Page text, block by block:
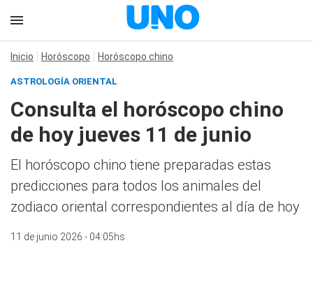
Inicio Horóscopo Horóscopo chino
ASTROLOGÍA ORIENTAL
Consulta el horóscopo chino
de hoy jueves 11 de junio
El horóscopo chino tiene preparadas estas
predicciones para todos los animales del
zodiaco oriental correspondientes al día de hoy
11 de junio 2026 - 04:05hs